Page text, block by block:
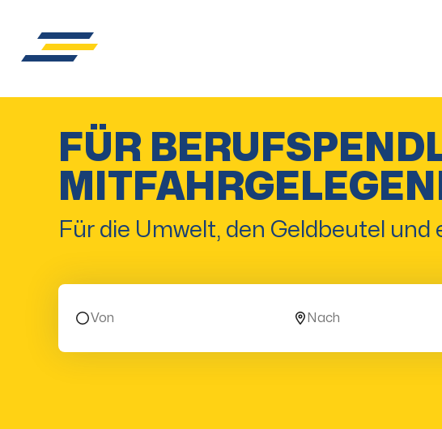
FÜR
Für die Umwelt, den Geldbeutel und